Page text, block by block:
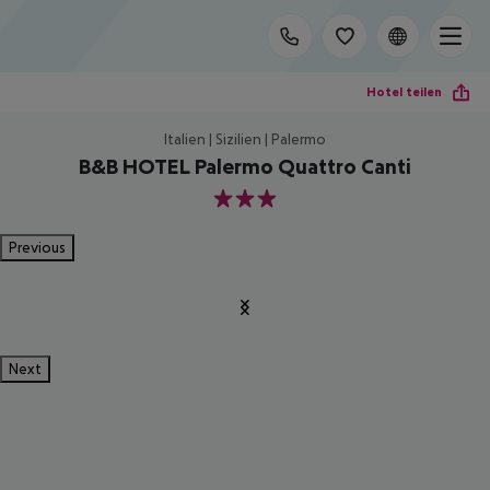
Hotel teilen
Italien | Sizilien | Palermo
B&B HOTEL Palermo Quattro Canti
3
Previous
Next